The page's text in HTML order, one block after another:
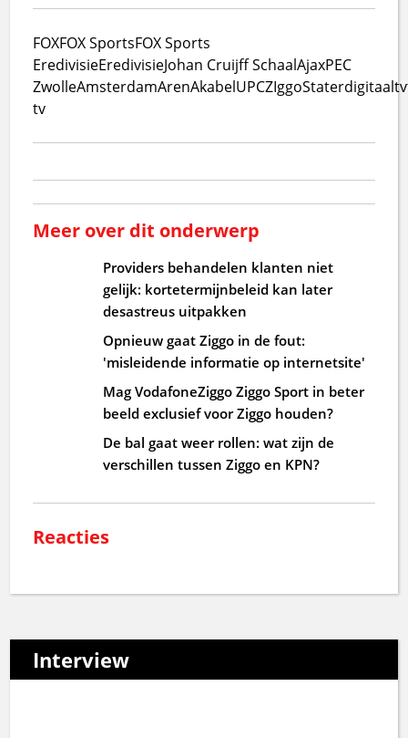
FOXFOX SportsFOX Sports
EredivisieEredivisieJohan Cruijff SchaalAjaxPEC
ZwolleAmsterdamArenAkabelUPCZIggoStaterdigitaaltv
tv
Meer over dit onderwerp
Providers behandelen klanten niet
gelijk: kortetermijnbeleid kan later
desastreus uitpakken
Opnieuw gaat Ziggo in de fout:
'misleidende informatie op internetsite'
Mag VodafoneZiggo Ziggo Sport in beter
beeld exclusief voor Ziggo houden?
De bal gaat weer rollen: wat zijn de
verschillen tussen Ziggo en KPN?
Reacties
Interview